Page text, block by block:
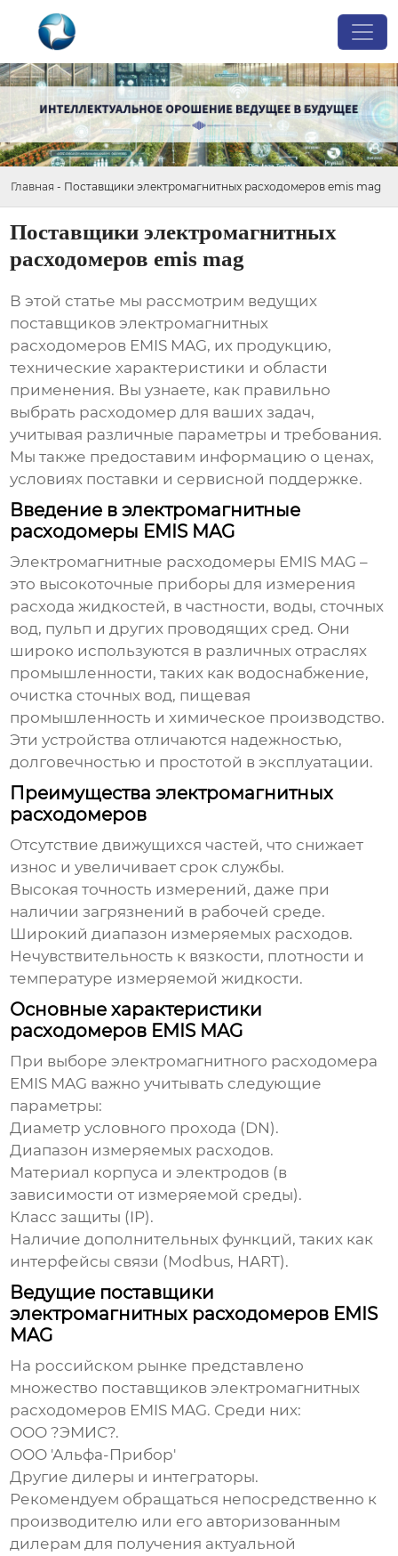
Главная - Поставщики электромагнитных расходомеров emis mag
Поставщики электромагнитных
расходомеров emis mag
В этой статье мы рассмотрим ведущих
поставщиков электромагнитных
расходомеров EMIS MAG, их продукцию,
технические характеристики и области
применения. Вы узнаете, как правильно
выбрать расходомер для ваших задач,
учитывая различные параметры и требования.
Мы также предоставим информацию о ценах,
условиях поставки и сервисной поддержке.
Введение в электромагнитные
расходомеры EMIS MAG
Электромагнитные расходомеры EMIS MAG –
это высокоточные приборы для измерения
расхода жидкостей, в частности, воды, сточных
вод, пульп и других проводящих сред. Они
широко используются в различных отраслях
промышленности, таких как водоснабжение,
очистка сточных вод, пищевая
промышленность и химическое производство.
Эти устройства отличаются надежностью,
долговечностью и простотой в эксплуатации.
Преимущества электромагнитных
расходомеров
Отсутствие движущихся частей, что снижает
износ и увеличивает срок службы.
Высокая точность измерений, даже при
наличии загрязнений в рабочей среде.
Широкий диапазон измеряемых расходов.
Нечувствительность к вязкости, плотности и
температуре измеряемой жидкости.
Основные характеристики
расходомеров EMIS MAG
При выбореэлектромагнитного расходомера
EMIS MAG важно учитывать следующие
параметры:
Диаметр условного прохода (DN).
Диапазон измеряемых расходов.
Материал корпуса и электродов (в
зависимости от измеряемой среды).
Класс защиты (IP).
Наличие дополнительных функций, таких как
интерфейсы связи (Modbus, HART).
Ведущие поставщики
электромагнитных расходомеров EMIS
MAG
На российском рынке представлено
множество поставщиковэлектромагнитных
расходомеров EMIS MAG. Среди них:
ООО ?ЭМИС?.
ООО 'Альфа-Прибор'
Другие дилеры и интеграторы.
Рекомендуем обращаться непосредственно к
производителю или его авторизованным
дилерам для получения актуальной